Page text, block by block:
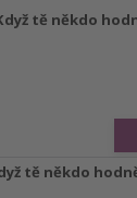
tě někdo
tě někdo